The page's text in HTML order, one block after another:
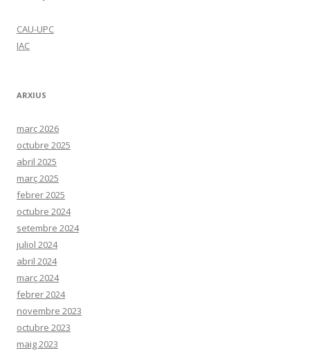
CAU-UPC
IAC
ARXIUS
març 2026
octubre 2025
abril 2025
març 2025
febrer 2025
octubre 2024
setembre 2024
juliol 2024
abril 2024
març 2024
febrer 2024
novembre 2023
octubre 2023
maig 2023